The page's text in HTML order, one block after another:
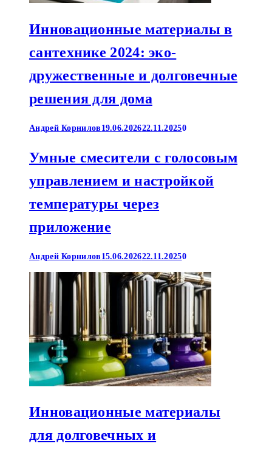
Инновационные материалы в
сантехнике 2024: эко-
дружественные и долговечные
решения для дома
Андрей Корнилов 19.06.202622.11.20250
Умные смесители с голосовым
управлением и настройкой
температуры через
приложение
Андрей Корнилов 15.06.202622.11.20250
Инновационные материалы
для долговечных и